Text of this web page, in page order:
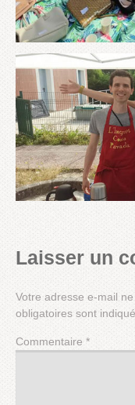
Laisser un
Votre adresse e-mail
obligatoires sont
Commentaire *